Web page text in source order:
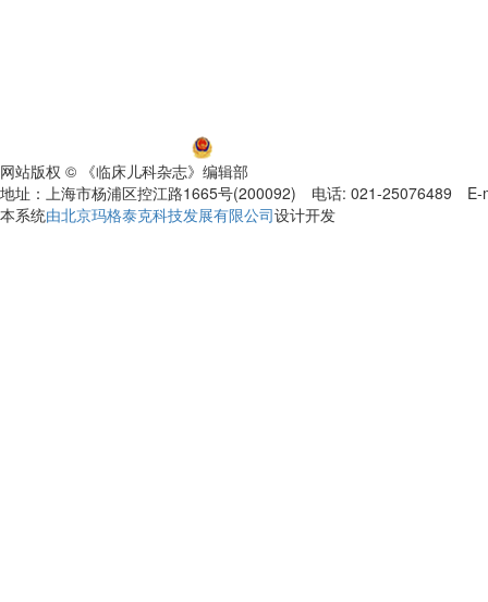
网站版权 © 《临床儿科杂志》编辑部
地址：上海市杨浦区控江路1665号(200092) 电话: 021-25076489 E-
本系统由北京玛格泰克科技发展有限公司设计开发